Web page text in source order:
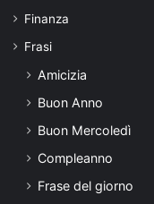
Finanza
Frasi
Amicizia
Buon Anno
Buon Mercoledì
Compleanno
Frase del giorno